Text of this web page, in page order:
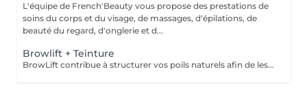
L'équipe de French'Beauty vous propose des prestations de
soins du corps et du visage, de massages, d'épilations, de
beauté du regard, d'onglerie et d...
Browlift + Teinture
BrowLift contribue à structurer vos poils naturels afin de les discipliner et les assouplir une teinture et un soin sont appliqués.